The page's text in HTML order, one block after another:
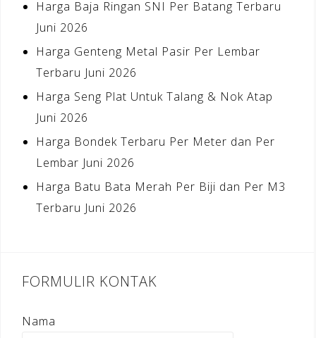
Harga Baja Ringan SNI Per Batang Terbaru
Juni 2026
Harga Genteng Metal Pasir Per Lembar
Terbaru Juni 2026
Harga Seng Plat Untuk Talang & Nok Atap
Juni 2026
Harga Bondek Terbaru Per Meter dan Per
Lembar Juni 2026
Harga Batu Bata Merah Per Biji dan Per M3
Terbaru Juni 2026
FORMULIR KONTAK
Nama